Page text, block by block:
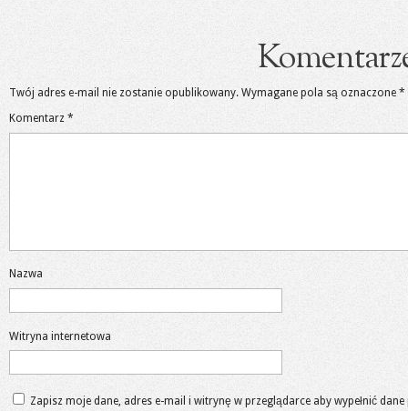
Twój adres e-mail nie zostanie opublikowany. Wymagane pola są oznaczone *
Komentarz *
Nazwa
Witryna internetowa
Zapisz moje dane, adres e-mail i witrynę w przeglądarce aby wypełnić